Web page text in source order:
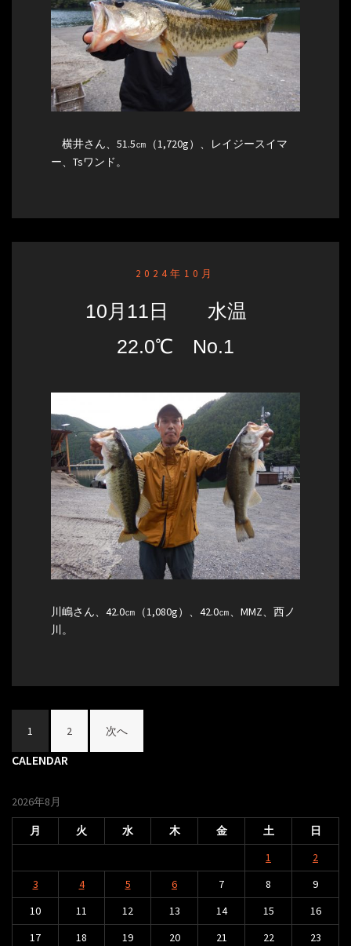
横井さん、51.5㎝（1,720g）、レイジースイマ
ー、Tsワンド。
2024年10月
10月11日 水温
22.0℃ No.1
川嶋さん、42.0㎝（1,080g）、42.0㎝、MMZ、西ノ
川。
投
稿
ビ
ゲ
ー
シ
ョ
ン
1 2 次へ
CALENDAR
2026年8月
月 火 水 木 金 土 日
1
2
3
4 5 6 7 8
9
10
11 12 13 14 15
16
17
18 19 20 21 22
23